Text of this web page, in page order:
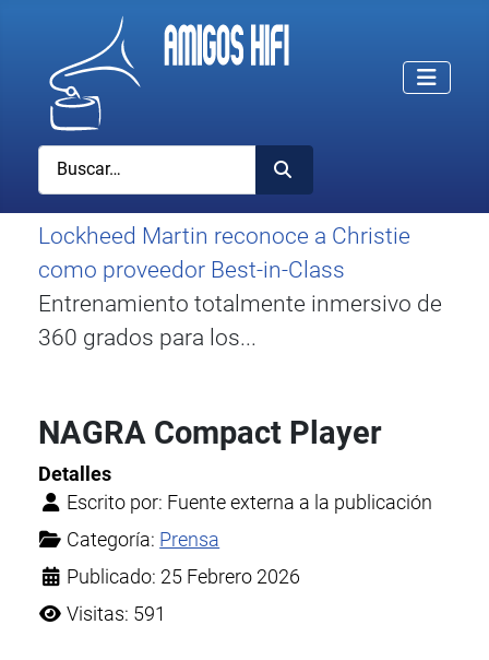
Buscar
Lockheed Martin reconoce a Christie
como proveedor Best-in-Class
Entrenamiento totalmente inmersivo de
360 grados para los...
NAGRA Compact Player
Detalles
Escrito por: Fuente externa a la publicación
Categoría: Prensa
Publicado: 25 Febrero 2026
Visitas: 591